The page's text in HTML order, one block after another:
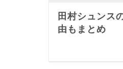
田村シュンス
由もまとめ